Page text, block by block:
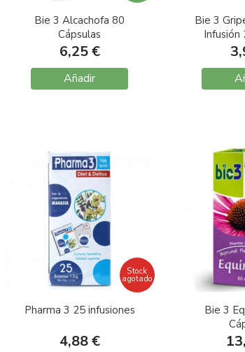
Bie 3 Alcachofa 80
Cápsulas
6,25 €
Añadir
Bie 3
Infusión
Stock
agotado
Pharma 3 25 infusiones
4,88 €
Bie 3